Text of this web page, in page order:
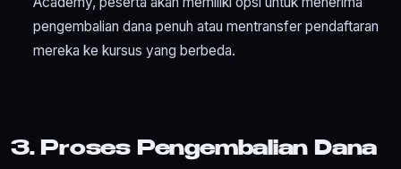
pengembalian dana penuh atau mentransfer pendaftaran
mereka ke kursus yang berbeda.
3. Proses Pengembalian Dana